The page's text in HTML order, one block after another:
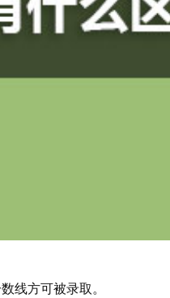
线方可被录取。